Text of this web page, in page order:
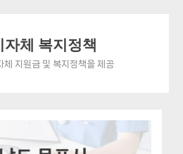
자체 복지정책
체 지원금 및 복지정책을 제공